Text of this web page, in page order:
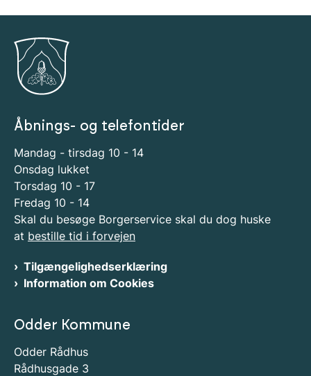
Åbnings- og telefontider
Mandag - tirsdag 10 - 14
Onsdag lukket
Torsdag 10 - 17
Fredag 10 - 14
Skal du besøge Borgerservice skal du dog huske
at bestille tid i forvejen
Tilgængelighedserklæring
Information om Cookies
Odder Kommune
Odder Rådhus
Rådhusgade 3